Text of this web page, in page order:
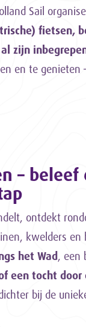
Sail
fietsen,
zijn
en te genieten
–
ontdekt
kwelders en
het Wad, een
een tocht door
bij de